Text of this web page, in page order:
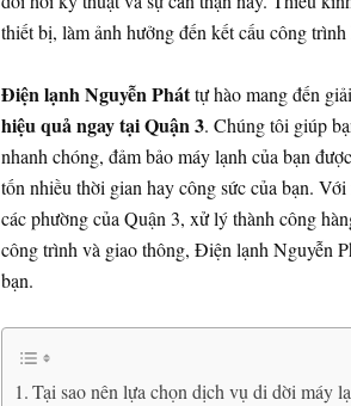
thiết bị, làm ảnh hưởng đến kết cấu công
Điện lạnh Nguyễn Pháttự hào mang đến
hiệu quả ngay tại Quận 3. Chúng tôi giúp
nhanh chóng, đảm bảo máy lạnh của bạn
tốn nhiều thời gian hay công sức của bạn.
các phường của Quận 3, xử lý thành công
công trình và giao thông, Điện lạnh Nguyễn
bạn.
Tại sao nên lựa chọn dịch vụ di dời máy